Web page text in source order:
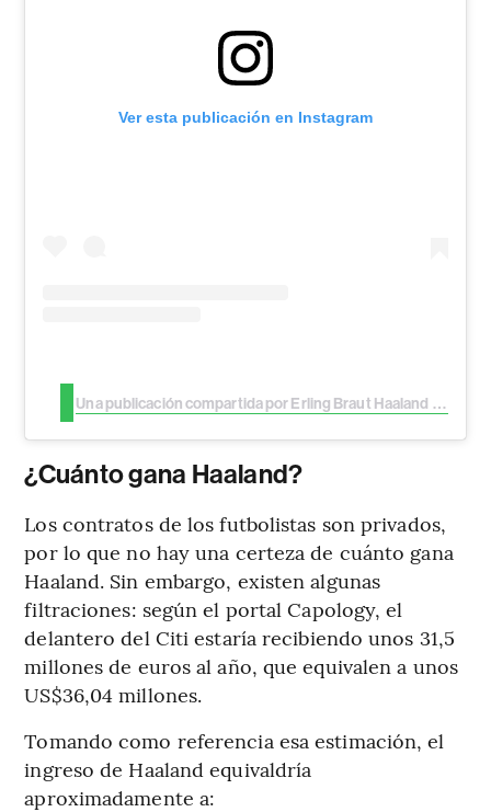
Ver esta publicación en Instagram
Una publicación compartida por Erling Braut Haaland (@erling)
¿Cuánto gana Haaland?
Los contratos de los futbolistas son privados,
por lo que no hay una certeza de cuánto gana
Haaland. Sin embargo, existen algunas
filtraciones: según el portal Capology, el
delantero del Citi estaría recibiendo unos 31,5
millones de euros al año, que equivalen a unos
US$36,04 millones.
Tomando como referencia esa estimación, el
ingreso de Haaland equivaldría
aproximadamente a: